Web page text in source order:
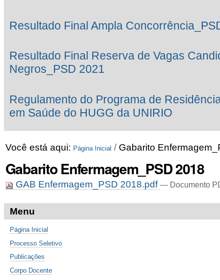
Resultado Final Ampla
Resultado Final Reserva de Vagas
Negros_PSD 2021
Regulamento do Programa de
em Saúde do HUGG da UNIRIO
Você está aqui: Página Inicial / Gabarito
Gabarito Enfermagem_PSD 2018
GAB Enfermagem_PSD 2018.pdf — Documento
Menu
Página Inicial
Processo Seletivo
Publicações
Corpo Docente